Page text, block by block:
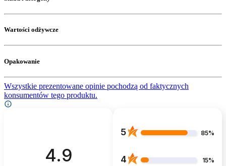
Wartości odżywcze
Opakowanie
Wszystkie prezentowane opinie pochodzą od faktycznych
konsumentów tego produktu.
4.9
5 85%
4 15%